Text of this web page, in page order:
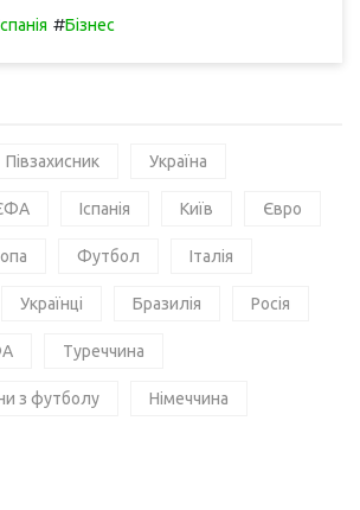
#Бізнес
Півзахисник Україна
Іспанія Київ Євро
Футбол Італія
Українці Бразилія Росія
Туреччина
з футболу Німеччина